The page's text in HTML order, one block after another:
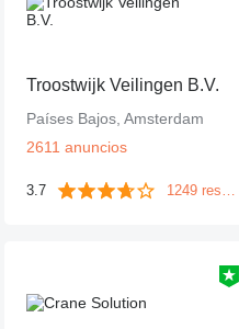
Troostwijk Veilingen B.V.
Países Bajos, Amsterdam
2611 anuncios
3.7 1249 reseñas